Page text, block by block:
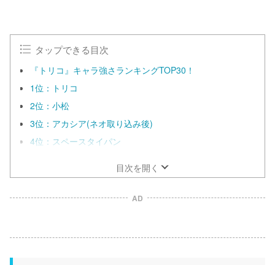
タップできる目次
『トリコ』キャラ強さランキングTOP30！
1位：トリコ
2位：小松
3位：アカシア(ネオ取り込み後)
4位：スペースタイパン
目次を開く
AD